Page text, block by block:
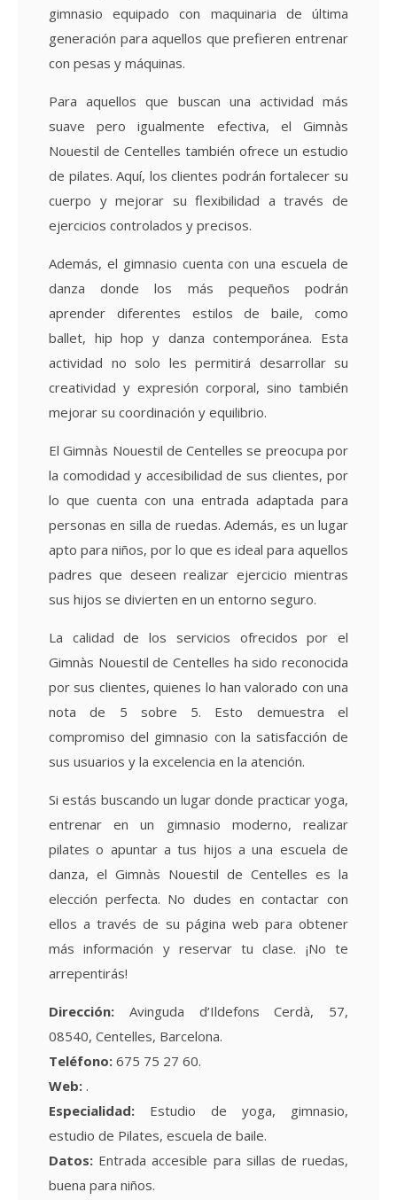
gimnasio equipado con maquinaria de última
generación para aquellos que prefieren entrenar
con pesas y máquinas.
Para aquellos que buscan una actividad más
suave pero igualmente efectiva, el Gimnàs
Nouestil de Centelles también ofrece un estudio
de pilates. Aquí, los clientes podrán fortalecer su
cuerpo y mejorar su flexibilidad a través de
ejercicios controlados y precisos.
Además, el gimnasio cuenta con una escuela de
danza donde los más pequeños podrán
aprender diferentes estilos de baile, como
ballet, hip hop y danza contemporánea. Esta
actividad no solo les permitirá desarrollar su
creatividad y expresión corporal, sino también
mejorar su coordinación y equilibrio.
El Gimnàs Nouestil de Centelles se preocupa por
la comodidad y accesibilidad de sus clientes, por
lo que cuenta con una entrada adaptada para
personas en silla de ruedas. Además, es un lugar
apto para niños, por lo que es ideal para aquellos
padres que deseen realizar ejercicio mientras
sus hijos se divierten en un entorno seguro.
La calidad de los servicios ofrecidos por el
Gimnàs Nouestil de Centelles ha sido reconocida
por sus clientes, quienes lo han valorado con una
nota de 5 sobre 5. Esto demuestra el
compromiso del gimnasio con la satisfacción de
sus usuarios y la excelencia en la atención.
Si estás buscando un lugar donde practicar yoga,
entrenar en un gimnasio moderno, realizar
pilates o apuntar a tus hijos a una escuela de
danza, el Gimnàs Nouestil de Centelles es la
elección perfecta. No dudes en contactar con
ellos a través de su página web para obtener
más información y reservar tu clase. ¡No te
arrepentirás!
Dirección: Avinguda d’Ildefons Cerdà, 57,
08540, Centelles, Barcelona.
Teléfono: 675 75 27 60.
Web: .
Especialidad: Estudio de yoga, gimnasio,
estudio de Pilates, escuela de baile.
Datos: Entrada accesible para sillas de ruedas,
buena para niños.